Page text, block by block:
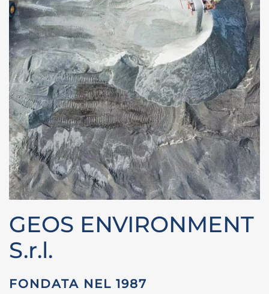
GEOS ENVIRONMENT
S.r.l.
FONDATA NEL 1987